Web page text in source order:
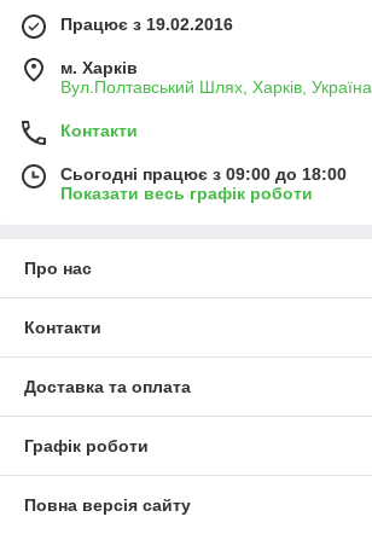
Працює з 19.02.2016
м. Харків
Вул.Полтавський Шлях, Харків, Україна
Контакти
Сьогодні працює з 09:00 до 18:00
Показати весь графік роботи
Про нас
Контакти
Доставка та оплата
Графік роботи
Повна версія сайту